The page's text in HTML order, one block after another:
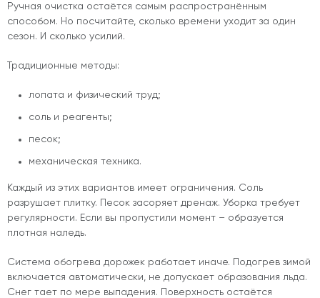
Ручная очистка остаётся самым распространённым
способом. Но посчитайте, сколько времени уходит за один
сезон. И сколько усилий.
Традиционные методы:
лопата и физический труд;
соль и реагенты;
песок;
механическая техника.
Каждый из этих вариантов имеет ограничения. Соль
разрушает плитку. Песок засоряет дренаж. Уборка требует
регулярности. Если вы пропустили момент – образуется
плотная наледь.
Система обогрева дорожек работает иначе. Подогрев зимой
включается автоматически, не допускает образования льда.
Снег тает по мере выпадения. Поверхность остаётся